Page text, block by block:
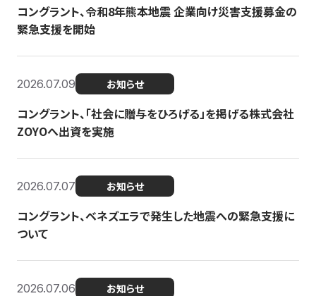
コングラント、令和8年熊本地震 企業向け災害支援募金の
緊急支援を開始
2026.07.09 お知らせ
コングラント、「社会に贈与をひろげる」を掲げる株式会社
ZOYOへ出資を実施
2026.07.07 お知らせ
コングラント、ベネズエラで発生した地震への緊急支援に
ついて
2026.07.06 お知らせ